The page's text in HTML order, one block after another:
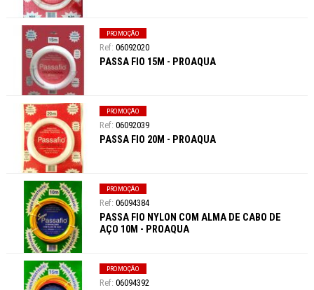
PROMOÇÃO
06092020
PASSA FIO 15M - PROAQUA
PROMOÇÃO
06092039
PASSA FIO 20M - PROAQUA
PROMOÇÃO
06094384
PASSA FIO NYLON COM ALMA DE CABO DE
AÇO 10M - PROAQUA
PROMOÇÃO
06094392